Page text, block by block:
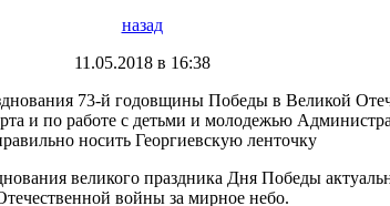
назад
11.05.2018 в 16:38
73-й годовщины Победы в Великой
и по работе с детьми и молодежью
носить Георгиевскую ленточку
великого праздника Дня Победы
войны за мирное небо.